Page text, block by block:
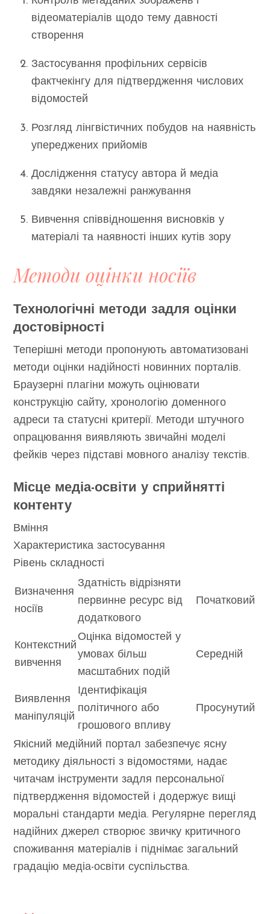
відеоматеріалів щодо тему давності
створення
Застосування профільних сервісів
фактчекінгу для підтвердження числових
відомостей
Розгляд лінгвістичних побудов на наявність
упереджених прийомів
Дослідження статусу автора й медіа
завдяки незалежні ранжування
Вивчення співвідношення висновків у
матеріалі та наявності інших кутів зору
Методи оцінки носіїв
Технологічні методи задля оцінки
достовірності
Теперішні методи пропонують автоматизовані
методи оцінки надійності новинних порталів.
Браузерні плагіни можуть оцінювати
конструкцію сайту, хронологію доменного
адреси та статусні критерії. Методи штучного
опрацювання виявляють звичайні моделі
фейків через підставі мовного аналізу текстів.
Місце медіа-освіти у сприйнятті
контенту
Вміння
Характеристика застосування
Рівень складності
Визначення
носіїв
Здатність відрізняти
первинне ресурс від
додаткового
Початковий
Контекстний
вивчення
Оцінка відомостей у
умовах більш
масштабних подій
Середній
Виявлення
маніпуляцій
Ідентифікація
політичного або
грошового впливу
Просунутий
Якісний медійний портал забезпечує ясну
методику діяльності з відомостями, надає
читачам інструменти задля персональної
підтвердження відомостей і додержує вищі
моральні стандарти медіа. Регулярне перегляд
надійних джерел створює звичку критичного
споживання матеріалів і піднімає загальний
градацію медіа-освіти суспільства.